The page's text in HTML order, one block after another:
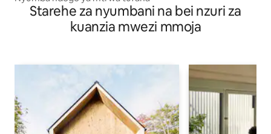
Starehe za nyumbani na bei nzuri za
kuanzia mwezi mmoja